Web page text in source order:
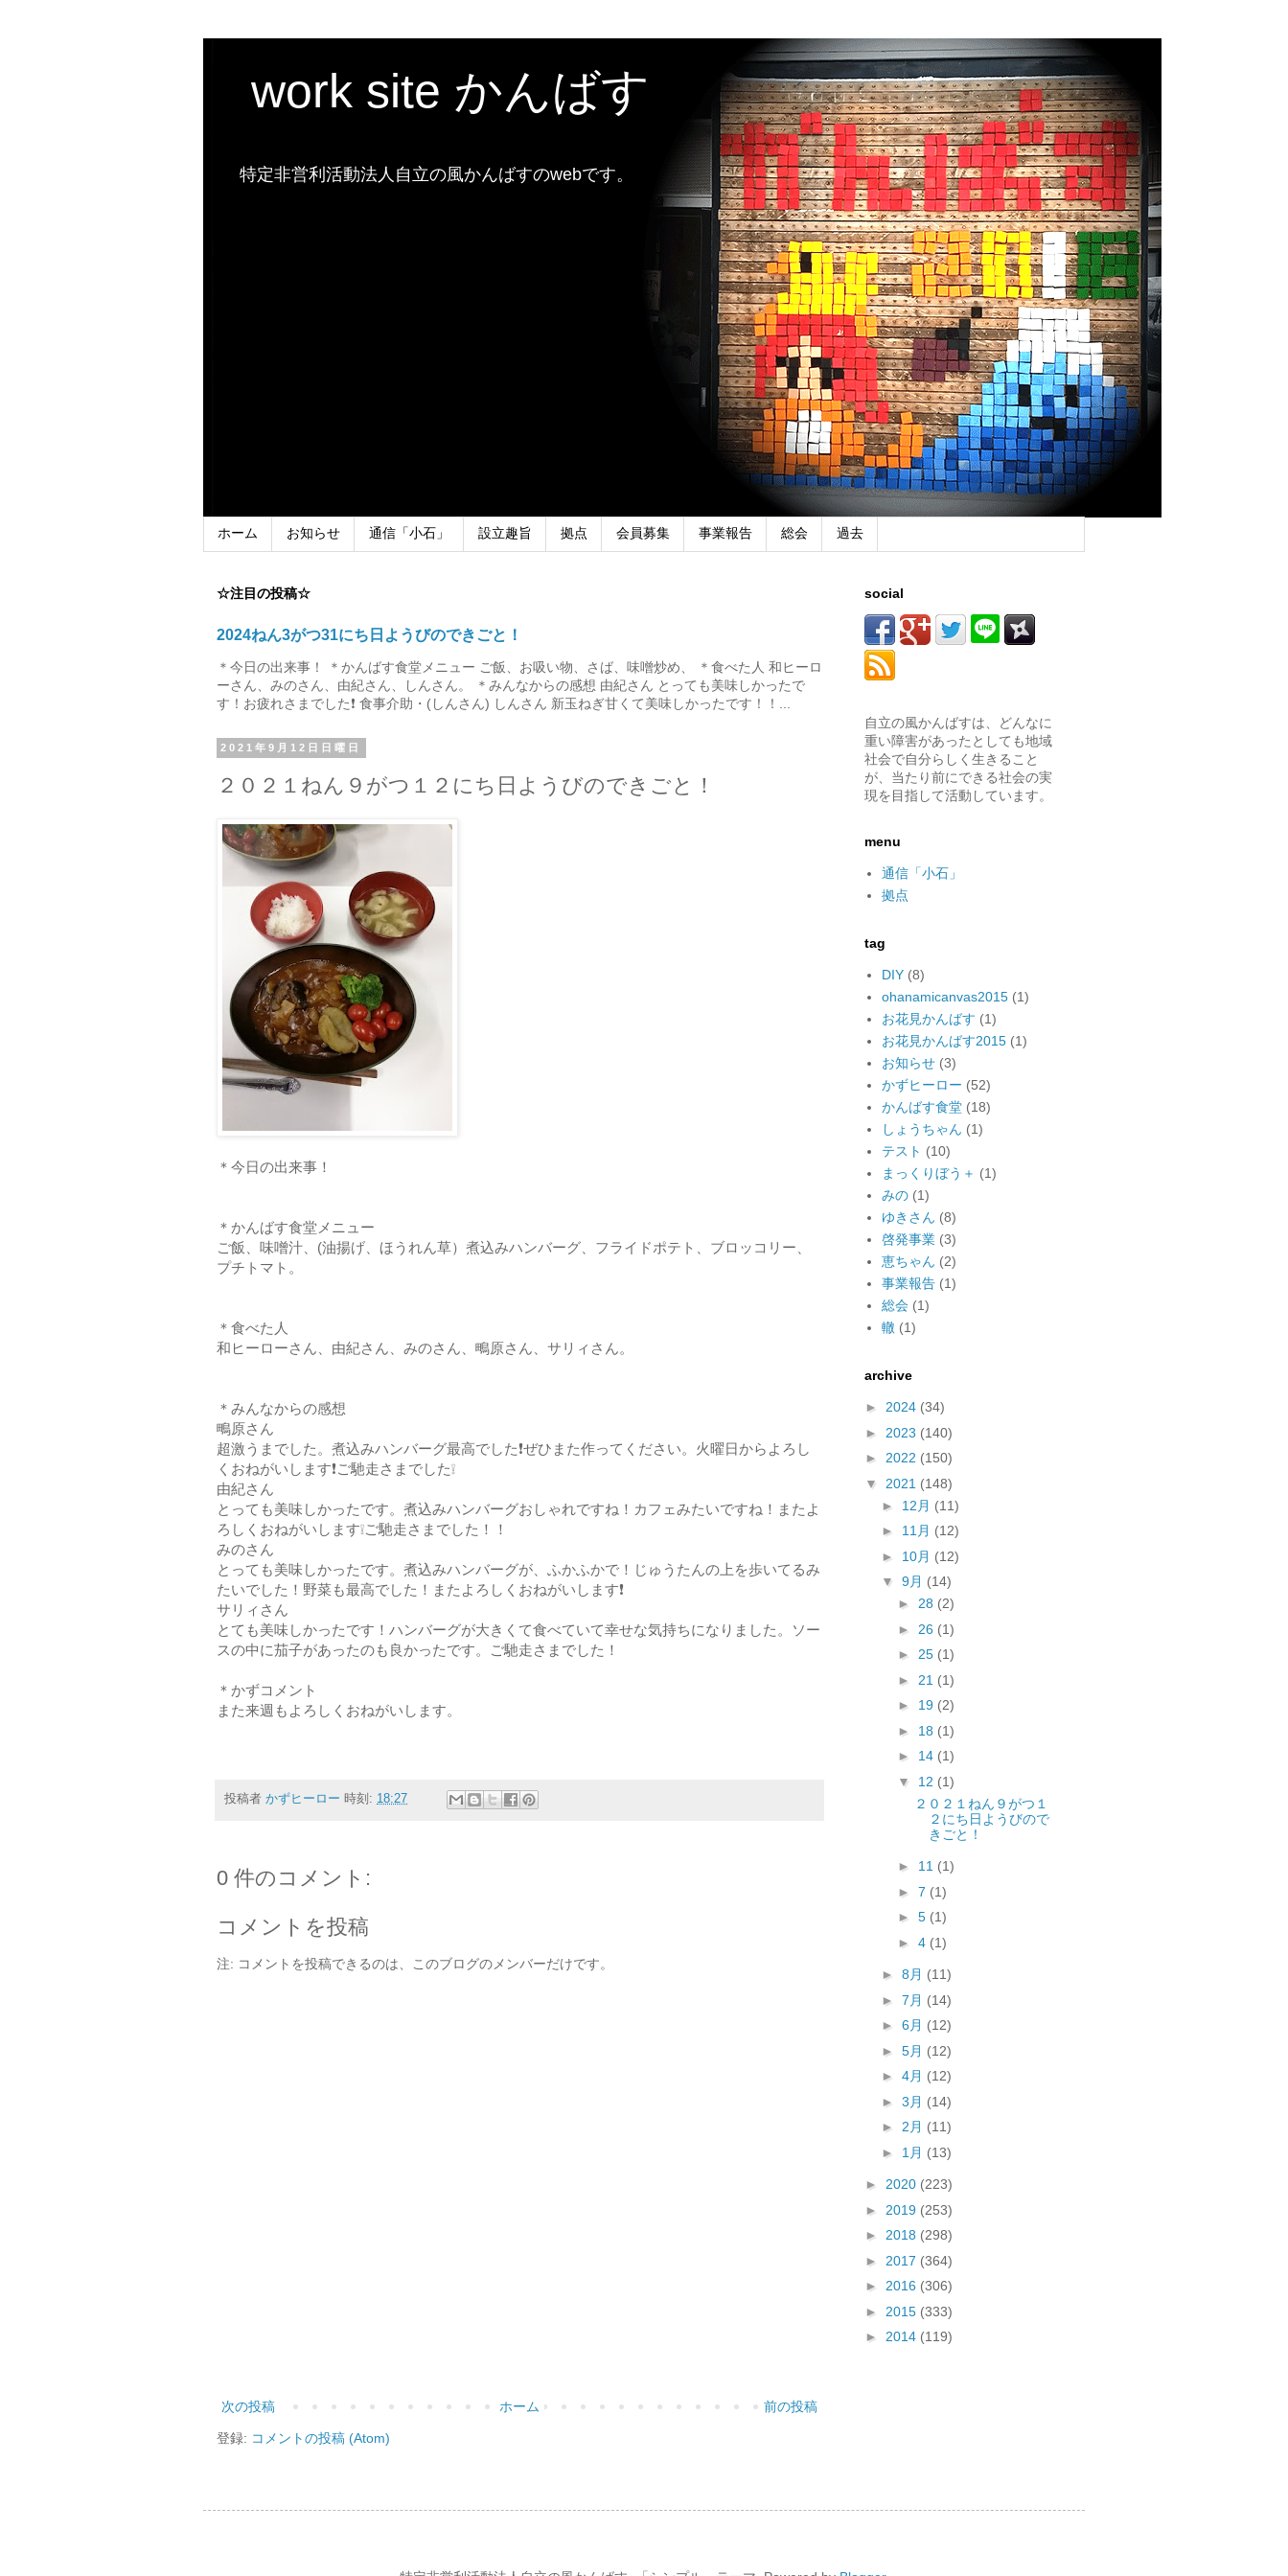
work site かんばす
特定非営利活動法人自立の風かんばすのwebです。
ホーム お知らせ 通信「小石」 設立趣旨 拠点 会員募集 事業報告 総会 過去
☆注目の投稿☆
2024ねん3がつ31にち日ようびのできごと！
＊今日の出来事！ ＊かんばす食堂メニュー ご飯、お吸い物、さば、味噌炒め、 ＊食べた人 和ヒーロ
ーさん、みのさん、由紀さん、しんさん。 ＊みんなからの感想 由紀さん とっても美味しかったで
す！お疲れさまでした❗ 食事介助・(しんさん) しんさん 新玉ねぎ甘くて美味しかったです！！...
2021年9月12日日曜日
２０２１ねん９がつ１２にち日ようびのできごと！
＊今日の出来事！
＊かんばす食堂メニュー
ご飯、味噌汁、(油揚げ、ほうれん草）煮込みハンバーグ、フライドポテト、ブロッコリー、
プチトマト。
＊食べた人
和ヒーローさん、由紀さん、みのさん、鴫原さん、サリィさん。
＊みんなからの感想
鴫原さん
超激うまでした。煮込みハンバーグ最高でした❗ぜひまた作ってください。火曜日からよろし
くおねがいします❗ご馳走さまでした❕
由紀さん
とっても美味しかったです。煮込みハンバーグおしゃれですね！カフェみたいですね！またよ
ろしくおねがいします❕ご馳走さまでした！！
みのさん
とっても美味しかったです。煮込みハンバーグが、ふかふかで！じゅうたんの上を歩いてるみ
たいでした！野菜も最高でした！またよろしくおねがいします❗
サリィさん
とても美味しかったです！ハンバーグが大きくて食べていて幸せな気持ちになりました。ソー
スの中に茄子があったのも良かったです。ご馳走さまでした！
＊かずコメント
また来週もよろしくおねがいします。
投稿者 かずヒーロー 時刻: 18:27
0 件のコメント:
コメントを投稿
注: コメントを投稿できるのは、このブログのメンバーだけです。
次の投稿 前の投稿
ホーム
登録: コメントの投稿 (Atom)
social
自立の風かんばすは、どんなに
重い障害があったとしても地域
社会で自分らしく生きること
が、当たり前にできる社会の実
現を目指して活動しています。
menu
通信「小石」
拠点
tag
DIY (8)
ohanamicanvas2015 (1)
お花見かんばす (1)
お花見かんばす2015 (1)
お知らせ (3)
かずヒーロー (52)
かんばす食堂 (18)
しょうちゃん (1)
テスト (10)
まっくりぼう＋ (1)
みの (1)
ゆきさん (8)
啓発事業 (3)
恵ちゃん (2)
事業報告 (1)
総会 (1)
轍 (1)
archive
► 2024 (34)
► 2023 (140)
► 2022 (150)
▼ 2021 (148)
► 12月 (11)
► 11月 (12)
► 10月 (12)
▼ 9月 (14)
► 28 (2)
► 26 (1)
► 25 (1)
► 21 (1)
► 19 (2)
► 18 (1)
► 14 (1)
▼ 12 (1)
２０２１ねん９がつ１
２にち日ようびので
きごと！
► 11 (1)
► 7 (1)
► 5 (1)
► 4 (1)
► 8月 (11)
► 7月 (14)
► 6月 (12)
► 5月 (12)
► 4月 (12)
► 3月 (14)
► 2月 (11)
► 1月 (13)
► 2020 (223)
► 2019 (253)
► 2018 (298)
► 2017 (364)
► 2016 (306)
► 2015 (333)
► 2014 (119)